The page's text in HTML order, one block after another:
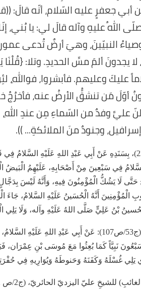
جعفرٍ عليه السّلام، أنّه قالَ:
اللهُ عليهِ وآله قالَ لي: يا بُني،
النبيّينَ، وهيَ أرضٌ تُدعى
ألمَ مسِّ الحديدِ. وتلا: {قُلْنَا
عليكَ وعليهم. فأبشروا، فواللهِ،
أوّلَ مَن تنشقُّ الأرضُ عنه،
عليَّ وفدٌ من السّماءِ مِن عندِ
وجنودٌ منَ الملائكةِ... )).
وأَخْرَجَ الشَّيْخُ الكُلينيّ في الْكَافي (ج8/ص230)، بِسَنَدِهِ عَنْ أَبِي عَبْدِ اللهِ
فِي سَبْعِينَ مِنْ أَصْحَابِهِ، عَلَيْهِمُ الْبَيضُ
لَا يَشُكُّ الْمُؤْمِنُونَ فِيهِ، وَأَنَّهُ لَيْسَ
الْمُؤْمِنِينَ أَنَّهُ الْحُسَينُ عَلَيْهِ السَّلامُ، جَاءَ
بْنُ عَلِيٍّ صَلَّى اللهُ عَلَيْهِ وآله، وَلَا يَلِي
وجاءَ في بحارِ الأنوارِ للعلّامةِ المجلسيّ في (ج53/ص107): عَنْ
نَبِيَّاً كَمَا بُعِثُوا مَعَ مُوسَى بْنِ عِمْرَان،
يَلِي غُسْلَهُ وَكَفَنَهُ وَحَنوطَهُ وَيُوَارِيهِ فِي